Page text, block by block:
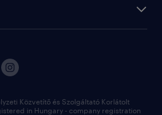
Közvetítő és Szolgáltató Korlátolt
in Hungary - company registration